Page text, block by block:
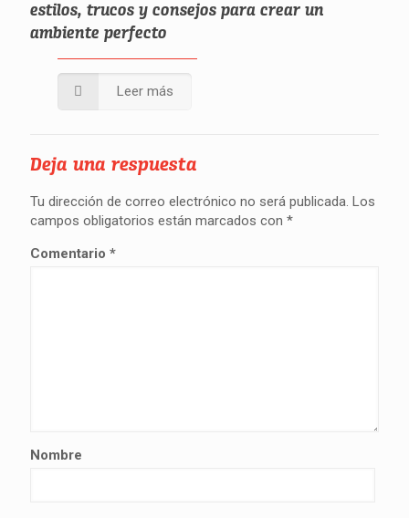
estilos, trucos y consejos para crear un
ambiente perfecto
Leer más
Deja una respuesta
Tu dirección de correo electrónico no será publicada. Los
campos obligatorios están marcados con *
Comentario *
Nombre